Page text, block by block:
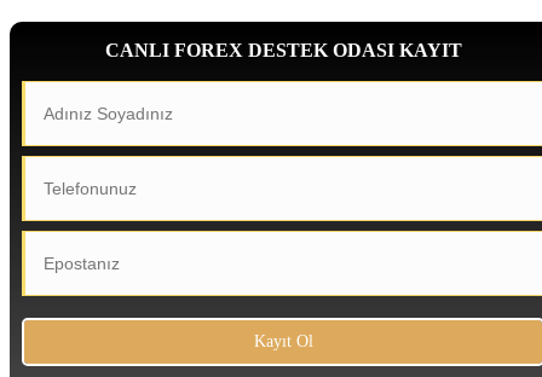
CANLI FOREX DESTEK ODASI KAYIT